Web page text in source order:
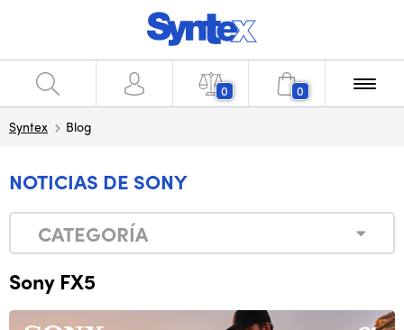
0 0
Syntex Blog
NOTICIAS DE SONY
CATEGORÍA
Sony FX5